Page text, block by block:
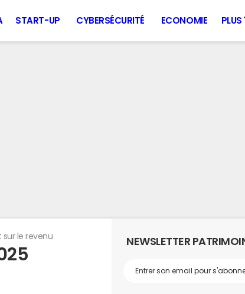
START-UP CYBERSÉCURITÉ ECONOMIE PLUS
sur le revenu NEWSLETTER